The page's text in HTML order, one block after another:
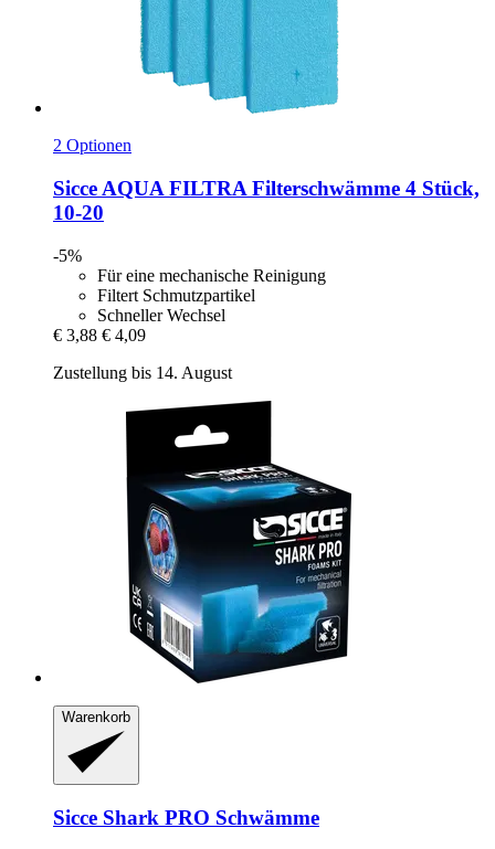
2 Optionen
Sicce AQUA FILTRA Filterschwämme 4 Stück,
10-​20
-5%
Für eine mechanische Reinigung
Filtert Schmutzpartikel
Schneller Wechsel
€ 3,88 € 4,09
Zustellung bis 14. August
Warenkorb
Sicce Shark PRO Schwämme